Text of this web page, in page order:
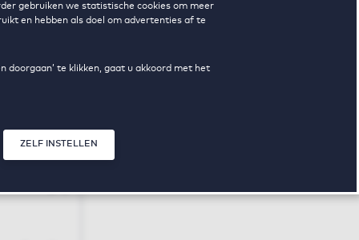
gebruiken we statistische cookies om meer
en hebben als doel om advertenties af te
doorgaan’ te klikken, gaat u akkoord met het
ZELF INSTELLEN